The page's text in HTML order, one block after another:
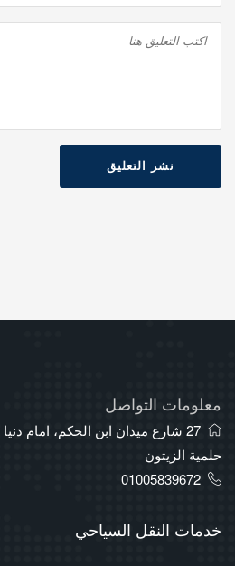
نشر التعليق
معلومات التواصل
27 شارع ميدان ابن الحكم، امام
حلمية الزيتون
01005839672
خدمات النقل السياحي